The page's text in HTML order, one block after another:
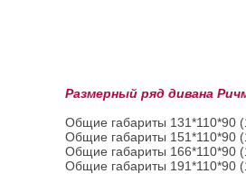
Размерный ряд дивана
Общие габариты 131*110*90
Общие габариты 151*110*90
Общие габариты 166*110*90
Общие габариты 191*110*90